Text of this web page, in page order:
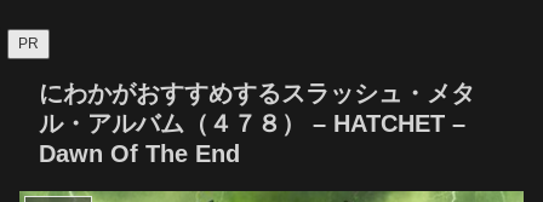
PR
にわかがおすすめするスラッシュ・メタ
ル・アルバム（４７８） – HATCHET –
Dawn Of The End